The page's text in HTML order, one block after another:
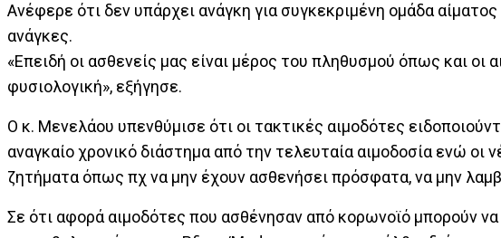
Ανέφερε ότι δεν υπάρχει ανάγκη για συγκεκριμένη ομάδα
ανάγκες.
«Επειδή οι ασθενείς μας είναι μέρος του πληθυσμού όπως και
φυσιολογική», εξήγησε.
Ο κ. Μενελάου υπενθύμισε ότι οι τακτικές αιμοδότες
αναγκαίο χρονικό διάστημα από την τελευταία αιμοδοσία ενώ
ζητήματα όπως πχ να μην έχουν ασθενήσει πρόσφατα, να μην
Σε ότι αφορά αιμοδότες που ασθένησαν από κορωνοϊό μπορούν